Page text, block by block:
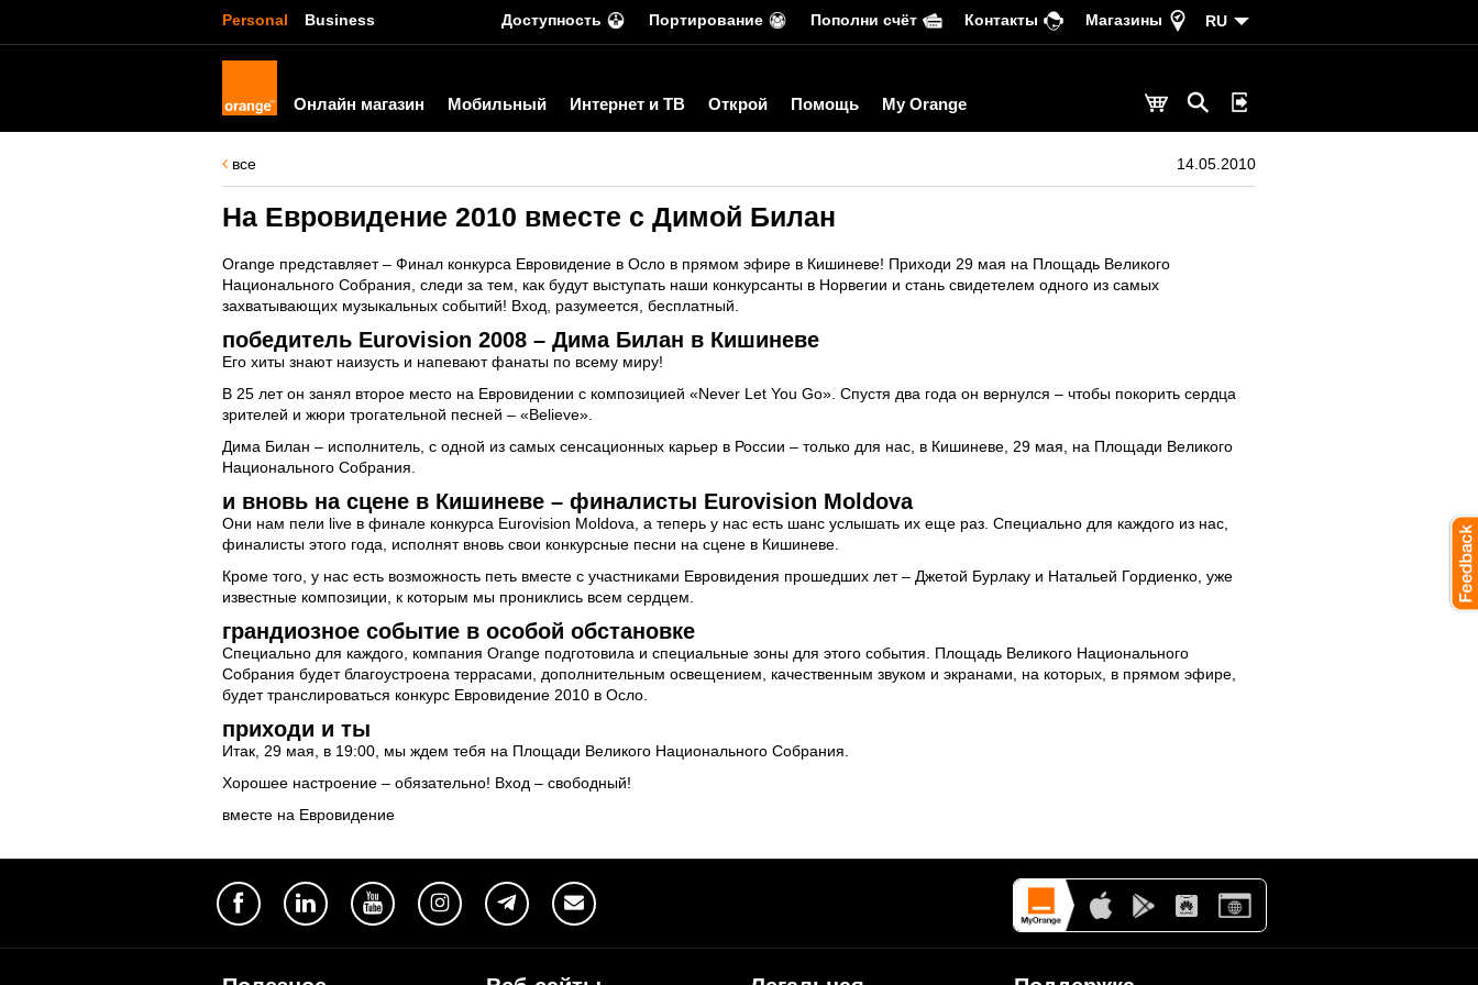
Personal Business Доступность Портирование Пополни счёт Контакты Магазины RU
Онлайн магазин Мобильный Интернет и ТВ Открой Помощь My Orange
все 14.05.2010
На Евровидение 2010 вместе с Димой Билан
Orange представляет – Финал конкурса Евровидение в Осло в прямом эфире в Кишиневе! Приходи 29 мая на Площадь Великого
Национального Собрания, следи за тем, как будут выступать наши конкурсанты в Норвегии и стань свидетелем одного из самых
захватывающих музыкальных событий! Вход, разумеется, бесплатный.
победитель Eurovision 2008 – Дима Билан в Кишиневе
Его хиты знают наизусть и напевают фанаты по всему миру!
В 25 лет он занял второе место на Евровидении с композицией «Never Let You Go». Спустя два года он вернулся – чтобы покорить сердца
зрителей и жюри трогательной песней – «Believe».
Дима Билан – исполнитель, с одной из самых сенсационных карьер в России – только для нас, в Кишиневе, 29 мая, на Площади Великого
Национального Собрания.
и вновь на сцене в Кишиневе – финалисты Eurovision Moldova
Они нам пели live в финале конкурса Eurovision Moldova, а теперь у нас есть шанс услышать их еще раз. Специально для каждого из нас,
финалисты этого года, исполнят вновь свои конкурсные песни на сцене в Кишиневе.
Кроме того, у нас есть возможность петь вместе с участниками Евровидения прошедших лет – Джетой Бурлаку и Натальей Гордиенко, уже
известные композиции, к которым мы прониклись всем сердцем.
грандиозное событие в особой обстановке
Специально для каждого, компания Orange подготовила и специальные зоны для этого события. Площадь Великого Национального
Собрания будет благоустроена террасами, дополнительным освещением, качественным звуком и экранами, на которых, в прямом эфире,
будет транслироваться конкурс Евровидение 2010 в Осло.
приходи и ты
Итак, 29 мая, в 19:00, мы ждем тебя на Площади Великого Национального Собрания.
Хорошее настроение – обязательно! Вход – свободный!
вместе на Евровидение